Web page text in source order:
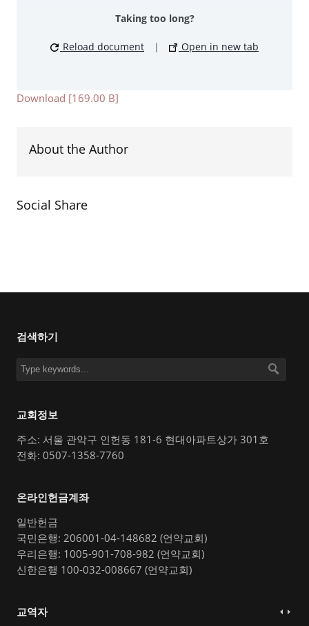
Taking too long?
Reload document | Open in new tab
Download [169.00 B]
About the Author
Social Share
검색하기
교회정보
주소: 서울 관악구 인헌동 181-6 현대아파트상가 301호
전화: 0507-1358-7760
온라인헌금계좌
일반헌금
국민은행: 206001-04-148682 (언약교회)
우리은행: 1005-901-708-982 (언약교회)
신한은행 100-032-008667 (언약교회)
교역자